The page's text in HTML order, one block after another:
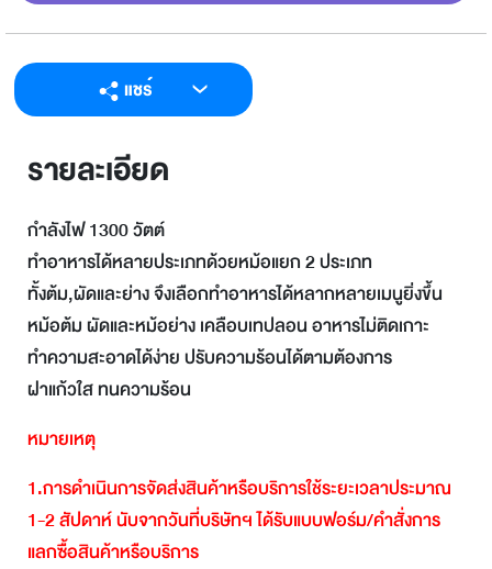
แชร์
Facebook
Email
รายละเอียด
กำลังไฟ 1300 วัตต์
ทำอาหารได้หลายประเภทด้วยหม้อแยก 2 ประเภท
ทั้งต้ม,ผัดและย่าง จึงเลือกทำอาหารได้หลากหลายเมนูยิ่งขึ้น
หม้อต้ม ผัดและหม้อย่าง เคลือบเทปลอน อาหารไม่ติดเกาะ
ทำความสะอาดได้ง่าย ปรับความร้อนได้ตามต้องการ
ฝาแก้วใส ทนความร้อน
หมายเหตุ
1.การดำเนินการจัดส่งสินค้าหรือบริการใช้ระยะเวลาประมาณ
1-2สัปดาห์นับจากวันที่บริษัทฯได้รับแบบฟอร์ม/คำสั่งการ
แลกซื้อสินค้าหรือบริการ